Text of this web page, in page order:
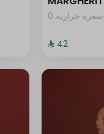
0 سعرة حرارية
⁨⁦‪‬ 42⁩